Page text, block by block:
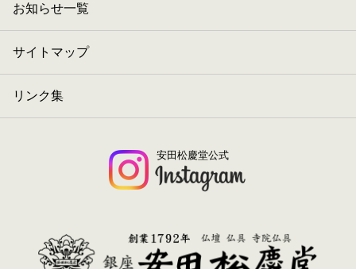
お知らせ一覧
サイトマップ
リンク集
安田松慶堂公式